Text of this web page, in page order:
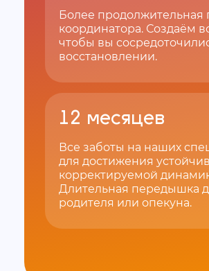
Более продолжительная
координатора. Создаём
чтобы вы
восстановлении.
12 месяцев
Все заботы на наших
для достижения
корректируемой
Длительная передышка
родителя или опекуна.